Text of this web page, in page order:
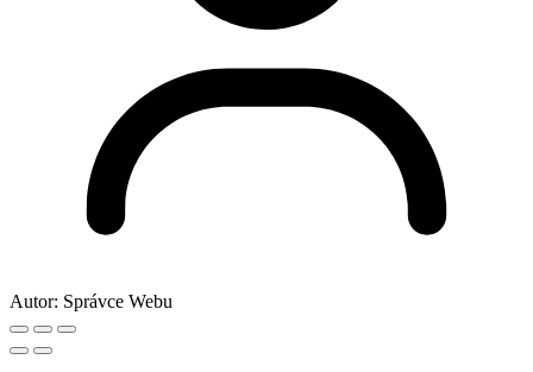
Autor: Správce Webu